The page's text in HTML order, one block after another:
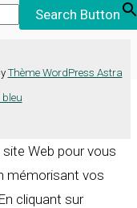
Search Button
Thème WordPress Astra
bleu
Web pour vous
mémorisant vos
cliquant sur